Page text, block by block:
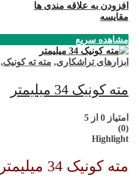
افزودن به علاقه مندی ها
مقایسه
مشاهده سریع
ابزارهای تراشکاری, مته ته کونیک,
مته کونیک 34 میلیمتر
امتیاز 0 از 5
(0)
Highlight
مته کونیک 34 میلیمتر